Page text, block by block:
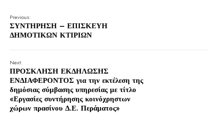
Previous:
ΣΥΝΤΗΡΗΣΗ – ΕΠΙΣΚΕΥΗ
ΔΗΜΟΤΙΚΩΝ ΚΤΙΡΙΩΝ
Next:
ΠΡΟΣΚΛΗΣΗ ΕΚΔΗΛΩΣΗΣ
ΕΝΔΙΑΦΕΡΟΝΤΟΣ για την εκτέλεση της
δημόσιας σύμβασης υπηρεσίας με τίτλο
«Εργασίες συντήρησης κοινόχρηστων
χώρων πρασίνου Δ.Ε. Περάματος»